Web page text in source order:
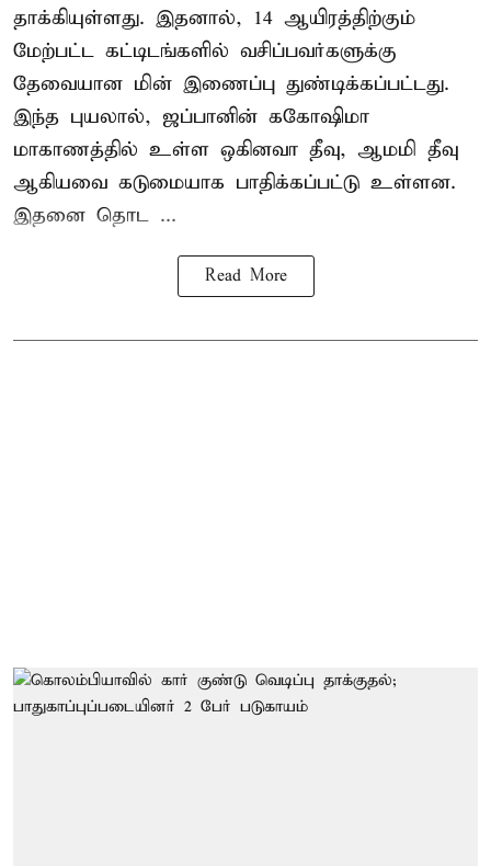
தாக்கியுள்ளது. இதனால், 14 ஆயிரத்திற்கும்
மேற்பட்ட கட்டிடங்களில் வசிப்பவர்களுக்கு
தேவையான மின் இணைப்பு துண்டிக்கப்பட்டது.
இந்த புயலால், ஜப்பானின் ககோஷிமா
மாகாணத்தில் உள்ள ஒகினவா தீவு, ஆமமி தீவு
ஆகியவை கடுமையாக பாதிக்கப்பட்டு உள்ளன.
இதனை தொட ...
Read More